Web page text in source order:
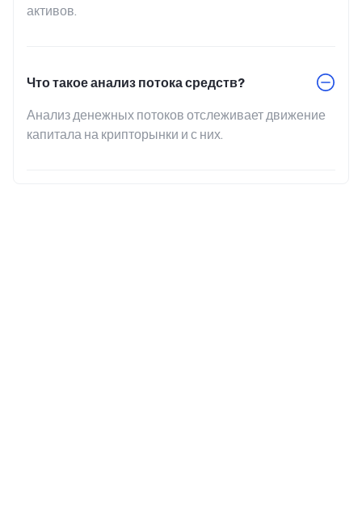
активов.
Что такое анализ потока средств?
Анализ денежных потоков отслеживает движение
капитала на крипторынки и с них.